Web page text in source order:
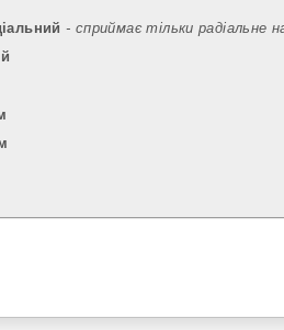
- cприймає тільки радіальне